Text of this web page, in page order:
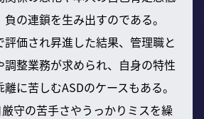
の連鎖を生み出すのである。
評価され昇進した結果、管理職と
調整業務が求められ、自身の特性
に苦しむASDのケースもある。
守の苦手さやうっかりミスを繰